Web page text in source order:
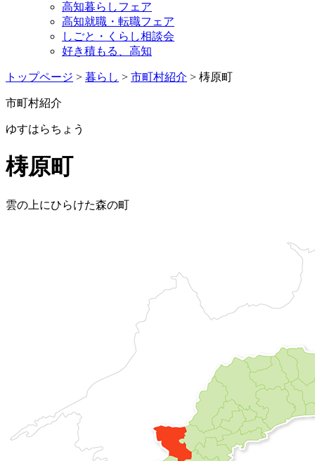
高知暮らしフェア
高知就職・転職フェア
しごと・くらし相談会
好き積もる、高知
トップページ > 暮らし > 市町村紹介 > 梼原町
市町村紹介
ゆすはらちょう
梼原町
雲の上にひらけた森の町